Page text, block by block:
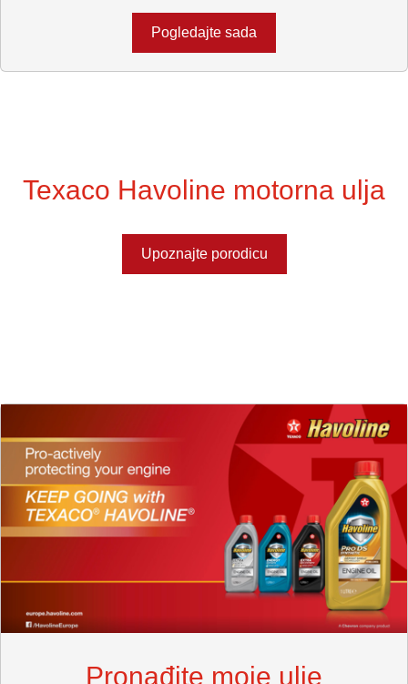
Pogledajte sada
Texaco Havoline motorna ulja
Upoznajte porodicu
Pronađite moje ulje